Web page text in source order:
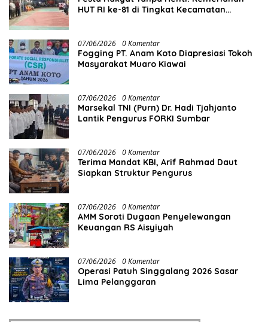
HUT RI ke-81 di Tingkat Kecamatan
07/06/2026 0 Komentar
Fogging PT. Anam Koto Diapresiasi Tokoh
07/06/2026 0 Komentar
Marsekal TNI (Purn) Dr. Hadi Tjahjanto
Lantik Pengurus FORKI Sumbar
07/06/2026 0 Komentar
Terima Mandat KBI, Arif Rahmad Daut
Siapkan Struktur Pengurus
07/06/2026 0 Komentar
AMM Soroti Dugaan Penyelewangan
Keuangan RS Aisyiyah
07/06/2026 0 Komentar
Operasi Patuh Singgalang 2026 Sasar
Lima Pelanggaran